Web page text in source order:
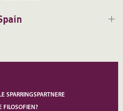
SPARRINGSPARTNERE
FILOSOFIEN?